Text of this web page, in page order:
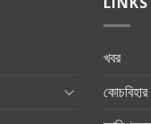
খবর
কোচবিহার